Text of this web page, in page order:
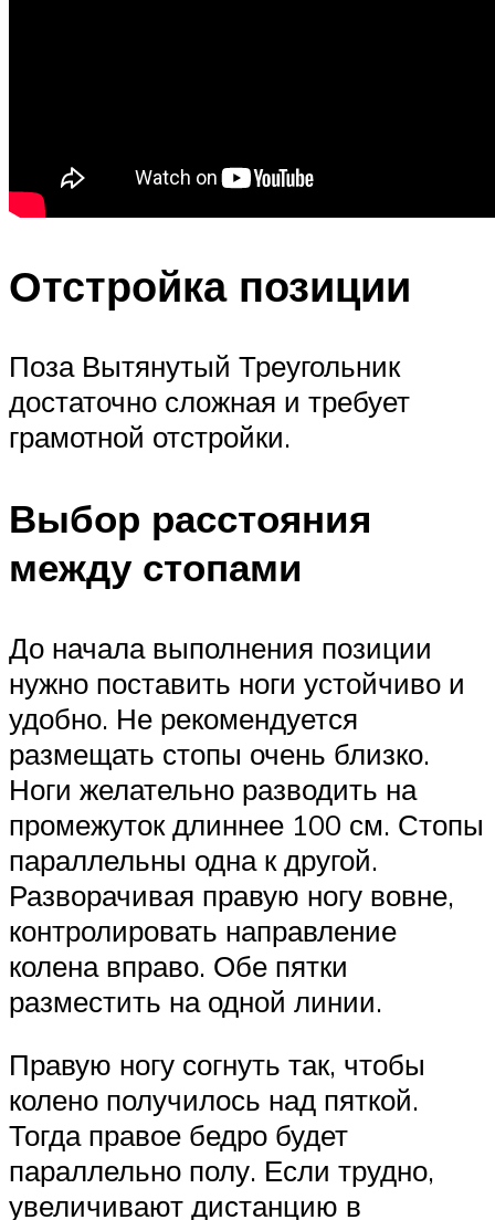
Отстройка позиции
Поза Вытянутый Треугольник
достаточно сложная и требует
грамотной отстройки.
Выбор расстояния
между стопами
До начала выполнения позиции
нужно поставить ноги устойчиво и
удобно. Не рекомендуется
размещать стопы очень близко.
Ноги желательно разводить на
промежуток длиннее 100 см. Стопы
параллельны одна к другой.
Разворачивая правую ногу вовне,
контролировать направление
колена вправо. Обе пятки
разместить на одной линии.
Правую ногу согнуть так, чтобы
колено получилось над пяткой.
Тогда правое бедро будет
параллельно полу. Если трудно,
увеличивают дистанцию в